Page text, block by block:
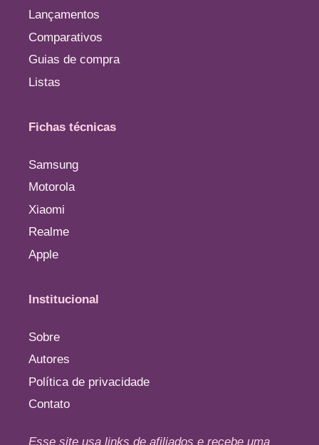
Lançamentos
Comparativos
Guias de compra
Listas
Fichas técnicas
Samsung
Motorola
Xiaomi
Realme
Apple
Institucional
Sobre
Autores
Política de privacidade
Contato
Esse site usa links de afiliados e recebe uma